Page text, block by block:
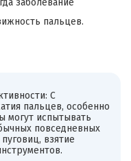
заболевание
пальцев.
С
пальцев, особенно
могут испытывать
повседневных
взятие